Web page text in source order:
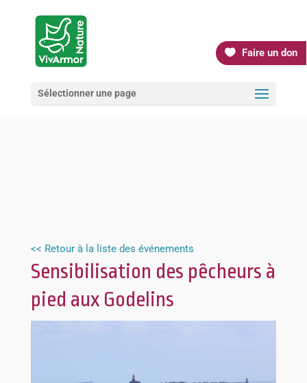
Faire un don
Sélectionner une page
<< Retour à la liste des événements
Sensibilisation des pêcheurs à
pied aux Godelins